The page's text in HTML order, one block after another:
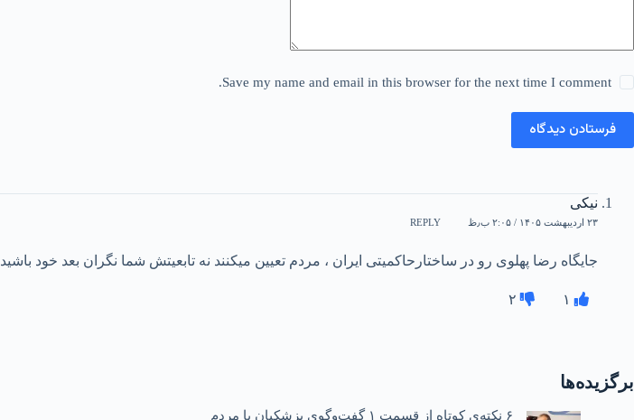
Save my name and email in this browser for the next time I comment.
فرستادن دیدگاه
نیکی
۲۳ اردیبهشت ۱۴۰۵ / ۲:۰۵ ب٫ظ REPLY
جایگاه رضا پهلوی رو در ساختارحاکمیتی ایران ، مردم تعیین میکنند نه تابعیتش شما نگران بعد خود باشید
۱ ۲
برگزیده‌ها
۶ نکته‌ی کوتاه از قسمت ۱ گفت‌وگوی پزشکیان با مردم